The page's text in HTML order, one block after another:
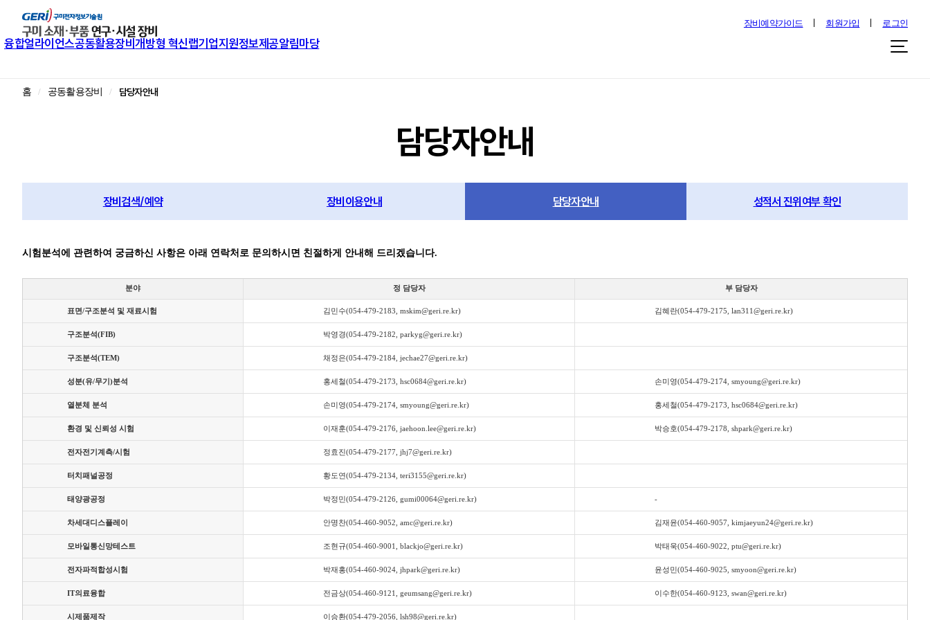
장비예약가이드 회원가입 로그인
융합얼라이언스공동활용장비개방형 혁신랩기업지원정보제공알림마당
홈 공동활용장비 담당자안내
담당자안내
장비검색/예약 장비이용안내 담당자안내 성적서 진위여부 확인
시험분석에 관련하여 궁금하신 사항은 아래 연락처로 문의하시면 친절하게 안내해 드리겠습니다.
분야 정 담당자 부 담당자
표면/구조분석 및 재료시험 김민수(054-479-2183, mskim@geri.re.kr) 김혜란(054-479-2175, lan311@geri.re.kr)
구조분석(FIB) 박영경(054-479-2182, parkyg@geri.re.kr)
구조분석(TEM) 채정은(054-479-2184, jechae27@geri.re.kr)
성분(유/무기)분석 홍세철(054-479-2173, hsc0684@geri.re.kr) 손미영(054-479-2174, smyoung@geri.re.kr)
열분체 분석 손미영(054-479-2174, smyoung@geri.re.kr) 홍세철(054-479-2173, hsc0684@geri.re.kr)
환경 및 신뢰성 시험 이재훈(054-479-2176, jaehoon.lee@geri.re.kr) 박승호(054-479-2178, shpark@geri.re.kr)
전자전기계측/시험 정효진(054-479-2177, jhj7@geri.re.kr)
터치패널공정 황도연(054-479-2134, teri3155@geri.re.kr)
태양광공정 박정민(054-479-2126, gumi00064@geri.re.kr) -
차세대디스플레이 안명찬(054-460-9052, amc@geri.re.kr) 김재윤(054-460-9057, kimjaeyun24@geri.re.kr)
모바일통신망테스트 조현규(054-460-9001, blackjo@geri.re.kr) 박태욱(054-460-9022, ptu@geri.re.kr)
전자파적합성시험 박재홍(054-460-9024, jhpark@geri.re.kr) 윤성민(054-460-9025, smyoon@geri.re.kr)
IT의료융합 전금상(054-460-9121, geumsang@geri.re.kr) 이수한(054-460-9123, swan@geri.re.kr)
시제품제작 이승환(054-479-2056, lsh98@geri.re.kr)